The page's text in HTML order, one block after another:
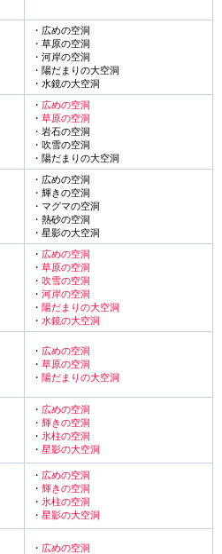
・広めの空洞
・草原の空洞
・河岸の空洞
・陽だまりの大空洞
・水鏡の大空洞
・ 広めの空洞
・ 草原の空洞
・岩石の空洞
・吹雪の空洞
・陽だまりの大空洞
・広めの空洞
・輝きの空洞
・マグマの空洞
・熱砂の空洞
・星影の大空洞
・ 広めの空洞
・ 草原の空洞
・ 吹雪の空洞
・ 河岸の空洞
・ 陽だまりの大空洞
・ 水鏡の大空洞
・ 広めの空洞
・ 草原の空洞
・ 陽だまりの大空洞
・ 広めの空洞
・ 輝きの空洞
・ 氷柱の空洞
・ 星影の大空洞
・ 広めの空洞
・ 輝きの空洞
・ 氷柱の空洞
・ 星影の大空洞
・ 広めの空洞